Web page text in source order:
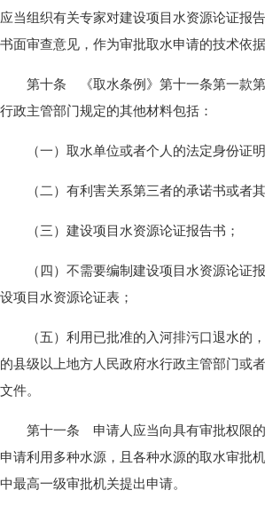
应当组织有关专家对建设项目水资源论证报
书面审查意见，作为审批取水申请的技术依据
第十条 《取水条例》第十一条第一款第
行政主管部门规定的其他材料包括：
（一）取水单位或者个人的法定身份证明
（二）有利害关系第三者的承诺书或者其
（三）建设项目水资源论证报告书；
（四）不需要编制建设项目水资源论证
设项目水资源论证表；
（五）利用已批准的入河排污口退水的
的县级以上地方人民政府水行政主管部门或
文件。
第十一条 申请人应当向具有审批权限的
申请利用多种水源，且各种水源的取水审批
中最高一级审批机关提出申请。